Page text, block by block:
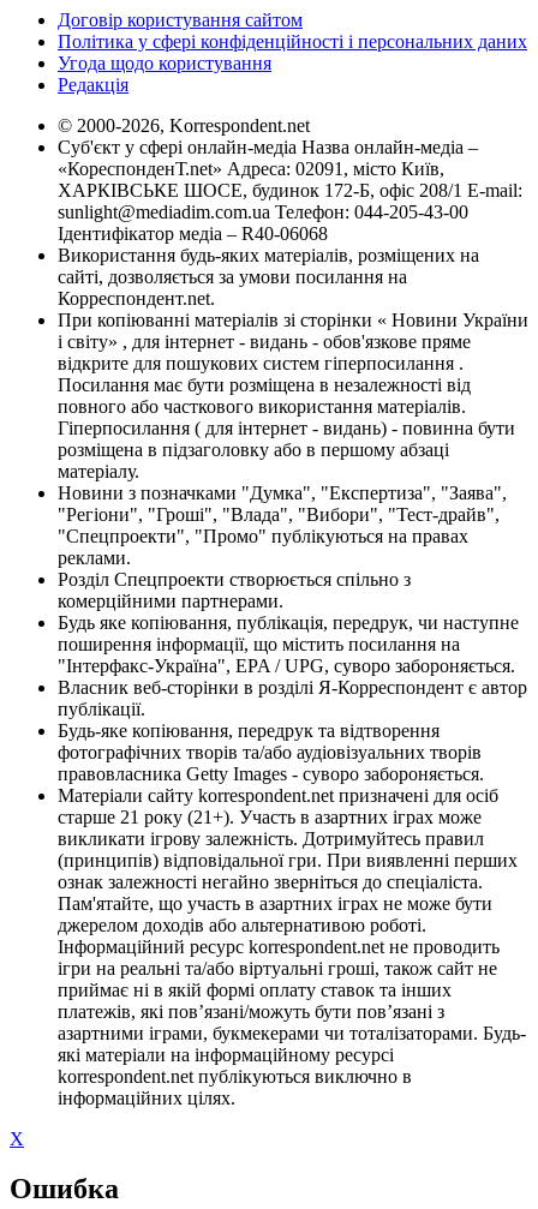
Договір користування сайтом
Політика у сфері конфіденційності і персональних даних
Угода щодо користування
Редакція
© 2000-2026, Korrespondent.net
Суб'єкт у сфері онлайн-медіа Назва онлайн-медіа –
«КореспонденТ.net» Адреса: 02091, місто Київ,
ХАРКІВСЬКЕ ШОСЕ, будинок 172-Б, офіс 208/1 E-mail:
sunlight@mediadim.com.ua Телефон: 044-205-43-00
Ідентифікатор медіа – R40-06068
Використання будь-яких матеріалів, розміщених на
сайті, дозволяється за умови посилання на
Корреспондент.net.
При копіюванні матеріалів зі сторінки « Новини України
і світу» , для інтернет - видань - обов'язкове пряме
відкрите для пошукових систем гіперпосилання .
Посилання має бути розміщена в незалежності від
повного або часткового використання матеріалів.
Гіперпосилання ( для інтернет - видань) - повинна бути
розміщена в підзаголовку або в першому абзаці
матеріалу.
Новини з позначками "Думка", "Експертиза", "Заява",
"Регіони", "Гроші", "Влада", "Вибори", "Тест-драйв",
"Спецпроекти", "Промо" публікуються на правах
реклами.
Розділ Спецпроекти створюється спільно з
комерційними партнерами.
Будь яке копіювання, публікація, передрук, чи наступне
поширення інформації, що містить посилання на
"Інтерфакс-Україна", EPA / UPG, суворо забороняється.
Власник веб-сторінки в розділі Я-Корреспондент є автор
публікації.
Будь-яке копіювання, передрук та відтворення
фотографічних творів та/або аудіовізуальних творів
правовласника Getty Images - суворо забороняється.
Матеріали сайту korrespondent.net призначені для осіб
старше 21 року (21+). Участь в азартних іграх може
викликати ігрову залежність. Дотримуйтесь правил
(принципів) відповідальної гри. При виявленні перших
ознак залежності негайно зверніться до спеціаліста.
Пам'ятайте, що участь в азартних іграх не може бути
джерелом доходів або альтернативою роботі.
Інформаційний ресурс korrespondent.net не проводить
ігри на реальні та/або віртуальні гроші, також сайт не
приймає ні в якій формі оплату ставок та інших
платежів, які пов’язані/можуть бути пов’язані з
азартними іграми, букмекерами чи тоталізаторами. Будь-
які матеріали на інформаційному ресурсі
korrespondent.net публікуються виключно в
інформаційних цілях.
X
Ошибка